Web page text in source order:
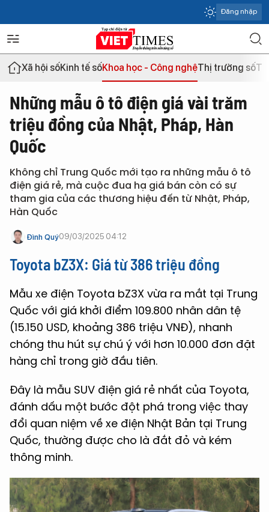
Đăng nhập
Xã hội sốKinh tế sốKhoa học - Công nghệThị trường số
Những mẫu ô tô điện giá vài trăm
triệu đồng của Nhật, Pháp, Hàn
Quốc
Không chỉ Trung Quốc mới tạo ra những mẫu ô tô
điện giá rẻ, mà cuộc đua hạ giá bán còn có sự
tham gia của các thương hiệu đến từ Nhật, Pháp,
Hàn Quốc
Đình Quý09/03/2025 04:12
Toyota bZ3X: Giá từ 386 triệu đồng
Mẫu xe điện Toyota bZ3X vừa ra mắt tại Trung
Quốc với giá khởi điểm 109.800 nhân dân tệ
(15.150 USD, khoảng 386 triệu VNĐ), nhanh
chóng thu hút sự chú ý với hơn 10.000 đơn đặt
hàng chỉ trong giờ đầu tiên.
Đây là mẫu SUV điện giá rẻ nhất của Toyota,
đánh dấu một bước đột phá trong việc thay
đổi quan niệm về xe điện Nhật Bản tại Trung
Quốc, thường được cho là đắt đỏ và kém
thông minh.